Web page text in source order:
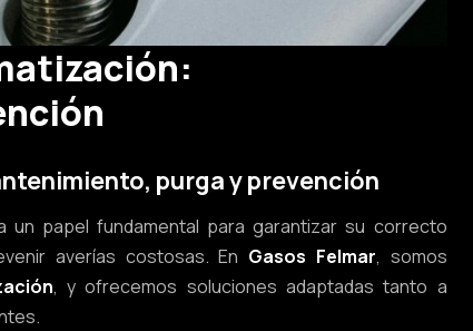
purga y prevención
papel fundamental para garantizar su correcto
averías costosas. En Gasos Felmar, somos
, y ofrecemos soluciones adaptadas tanto a